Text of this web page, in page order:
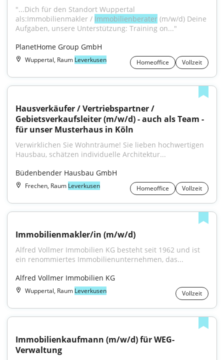
"...Dich für den Standort Wuppertal
als:Immobilienmakler / Immobilienberater (m/w/d) Deine
Aufgaben, unsere Unterstützung: Training on..."
PlanetHome Group GmbH
Wuppertal, Raum Leverkusen Homeoffice Vollzeit
Hausverkäufer / Vertriebspartner /
Gebietsverkaufsleiter (m/w/d) - auch als Team -
für unser Musterhaus in Köln
Verwirklichen Sie Wohnträume! Sie lieben hochwertigen
Hausbau, schätzen individuelle Architektur...
Büdenbender Hausbau GmbH
Frechen, Raum Leverkusen Homeoffice Vollzeit
Immobilienmakler/in (m/w/d)
Alfred Vollmer Immobilien KG besteht seit 1962 und ist
ein renommiertes Immobilienunternehmen, das...
Alfred Vollmer Immobilien KG
Wuppertal, Raum Leverkusen Vollzeit
Immobilienkaufmann (m/w/d) für WEG-
Verwaltung